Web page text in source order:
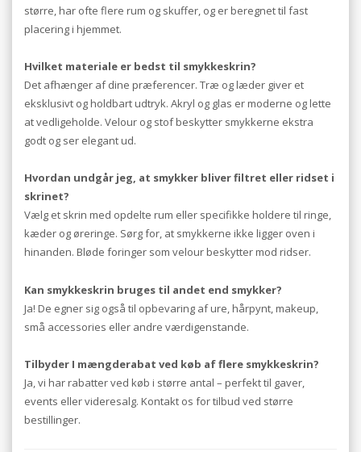
større, har ofte flere rum og skuffer, og er beregnet til fast
placering i hjemmet.
Hvilket materiale er bedst til smykkeskrin?
Det afhænger af dine præferencer. Træ og læder giver et
eksklusivt og holdbart udtryk. Akryl og glas er moderne og lette
at vedligeholde. Velour og stof beskytter smykkerne ekstra
godt og ser elegant ud.
Hvordan undgår jeg, at smykker bliver filtret eller ridset i
skrinet?
Vælg et skrin med opdelte rum eller specifikke holdere til ringe,
kæder og øreringe. Sørg for, at smykkerne ikke ligger oven i
hinanden. Bløde foringer som velour beskytter mod ridser.
Kan smykkeskrin bruges til andet end smykker?
Ja! De egner sig også til opbevaring af ure, hårpynt, makeup,
små accessories eller andre værdigenstande.
Tilbyder I mængderabat ved køb af flere smykkeskrin?
Ja, vi har rabatter ved køb i større antal – perfekt til gaver,
events eller videresalg. Kontakt os for tilbud ved større
bestillinger.